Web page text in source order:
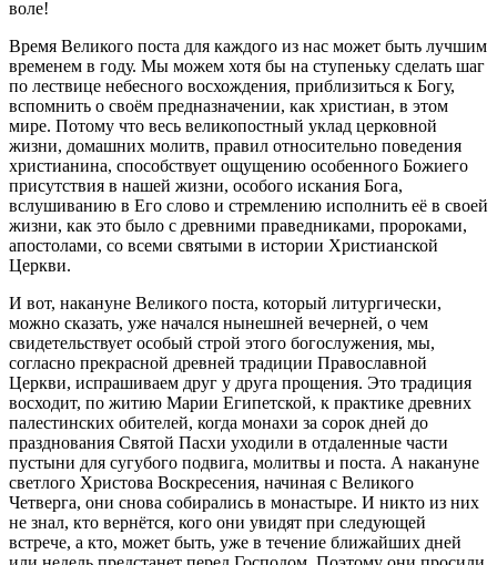
воле!
Время Великого поста для каждого из нас может быть лучшим
временем в году. Мы можем хотя бы на ступеньку сделать шаг
по лествице небесного восхождения, приблизиться к Богу,
вспомнить о своём предназначении, как христиан, в этом
мире. Потому что весь великопостный уклад церковной
жизни, домашних молитв, правил относительно поведения
христианина, способствует ощущению особенного Божиего
присутствия в нашей жизни, особого искания Бога,
вслушиванию в Его слово и стремлению исполнить еë в своей
жизни, как это было с древними праведниками, пророками,
апостолами, со всеми святыми в истории Христианской
Церкви.
И вот, накануне Великого поста, который литургически,
можно сказать, уже начался нынешней вечерней, о чем
свидетельствует особый строй этого богослужения, мы,
согласно прекрасной древней традиции Православной
Церкви, испрашиваем друг у друга прощения. Это традиция
восходит, по житию Марии Египетской, к практике древних
палестинских обителей, когда монахи за сорок дней до
празднования Святой Пасхи уходили в отдаленные части
пустыни для сугубого подвига, молитвы и поста. А накануне
светлого Христова Воскресения, начиная с Великого
Четверга, они снова собирались в монастыре. И никто из них
не знал, кто вернётся, кого они увидят при следующей
встрече, а кто, может быть, уже в течение ближайших дней